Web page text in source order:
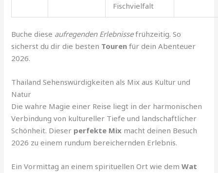
Fischvielfalt
Buche diese aufregenden Erlebnissefrühzeitig. So
sicherst du dir die besten Touren für dein Abenteuer
2026.
Thailand Sehenswürdigkeiten als Mix aus Kultur und
Natur
Die wahre Magie einer Reise liegt in der harmonischen
Verbindung von kultureller Tiefe und landschaftlicher
Schönheit. Dieser perfekte Mix macht deinen Besuch
2026 zu einem rundum bereichernden Erlebnis.
Ein Vormittag an einem spirituellen Ort wie demWat